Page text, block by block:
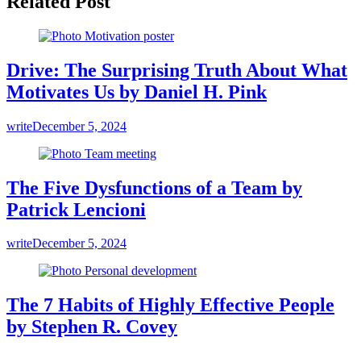
Drive: The Surprising Truth About What
Motivates Us by Daniel H. Pink
writeDecember 5, 2024
The Five Dysfunctions of a Team by
Patrick Lencioni
writeDecember 5, 2024
The 7 Habits of Highly Effective People
by Stephen R. Covey